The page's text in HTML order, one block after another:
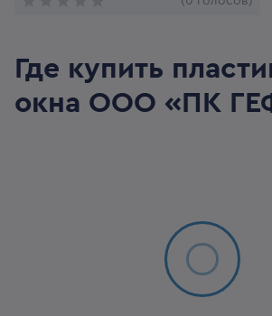
Где купить
окна ООО «ПК